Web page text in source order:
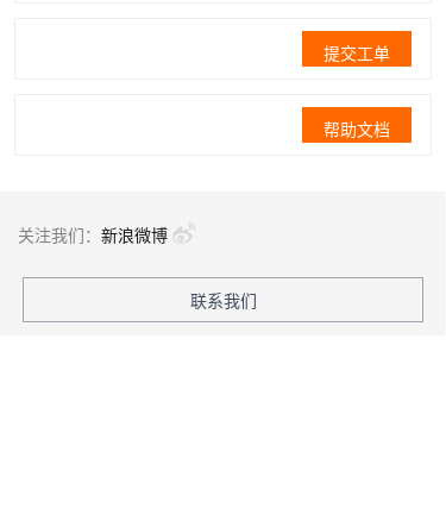
提交工单
帮助文档